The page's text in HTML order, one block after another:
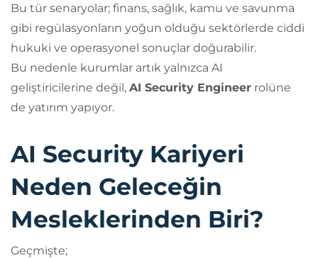
Bu tür senaryolar; finans, sağlık, kamu ve savunma
gibi regülasyonların yoğun olduğu sektörlerde ciddi
hukuki ve operasyonel sonuçlar doğurabilir.
Bu nedenle kurumlar artık yalnızca AI
geliştiricilerine değil, AI Security Engineer rolüne
de yatırım yapıyor.
AI Security Kariyeri
Neden Geleceğin
Mesleklerinden Biri?
Geçmişte;